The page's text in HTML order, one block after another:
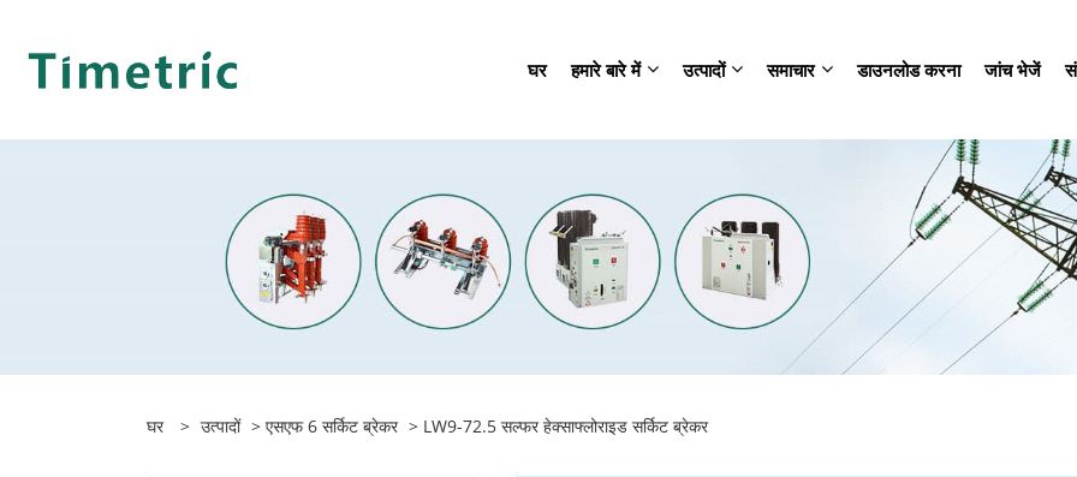
घर हमारे बारे में उत्पादों समाचार डाउनलोड करना जांच भेजें
घर > उत्पादों > एसएफ 6 सर्किट ब्रेकर > LW9-72.5 सल्फर हेक्साफ्लोराइड सर्किट ब्रेकर